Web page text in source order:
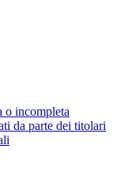
o incompleta
da parte dei titolari